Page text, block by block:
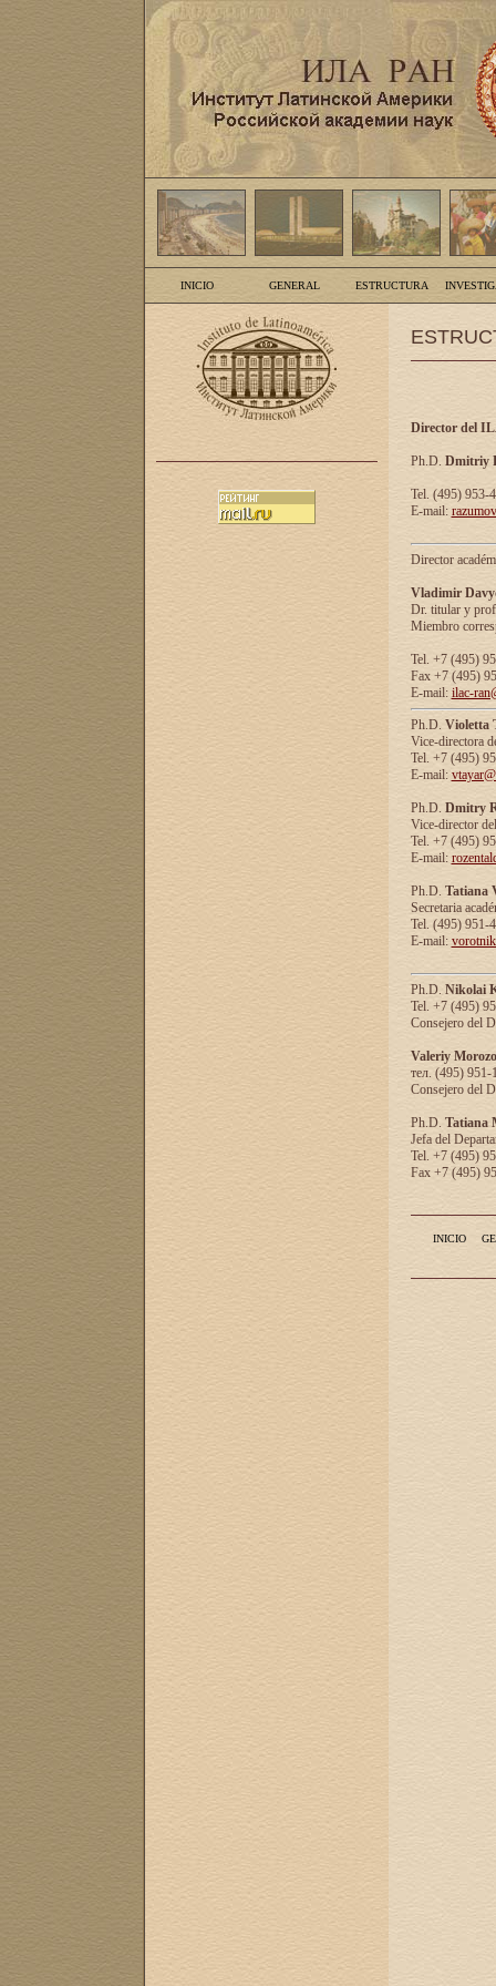
INICIO GENERAL ESTRUCTURA
Director del
Ph.D. Dmitriy
Tel. (495) 953-
E-mail:
Director
Vladimir
Dr. titular y
Miembro
Tel. +7 (495)
Fax +7 (495)
E-mail: ilac-
Ph.D. Violetta
Vice-directora
Tel. +7 (495)
E-mail:
Ph.D. Dmitry
Vice-director
Tel. +7 (495)
E-mail:
Ph.D. Tatiana
Secretaria
Tel. (495) 951-
E-mail:
Ph.D. Nikolai
Tel. +7 (495)
Consejero del
Valeriy
тел. (495) 951-
Consejero del
Ph.D. Tatiana
Jefa del
Tel. +7 (495)
Fax +7 (495)
INICIO